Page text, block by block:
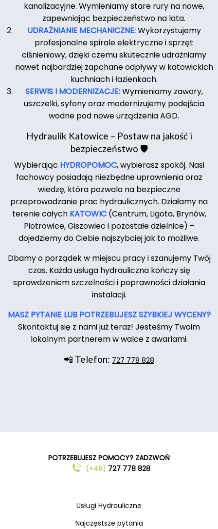
kanalizacyjne. Wymieniamy stare rury na nowe,
zapewniając bezpieczeństwo na lata.
UDRAŻNIANIE MECHANICZNE:Wykorzystujemy
profesjonalne spirale elektryczne i sprzęt
ciśnieniowy, dzięki czemu skutecznie udrażniamy
nawet najbardziej zapchane odpływy w katowickich
kuchniach i łazienkach.
SERWIS I MODERNIZACJE:Wymieniamy zawory,
uszczelki, syfony oraz modernizujemy podejścia
wodne pod nowe urządzenia AGD.
Hydraulik Katowice – Postaw na jakość i
bezpieczeństwo 🛡️
Wybierając HYDROPOMOC, wybierasz spokój. Nasi
fachowcy posiadają niezbędne uprawnienia oraz
wiedzę, która pozwala na bezpieczne
przeprowadzanie prac hydraulicznych. Działamy na
terenie całych KATOWIC(Centrum, Ligota, Brynów,
Piotrowice, Giszowiec i pozostałe dzielnice) –
dojedziemy do Ciebie najszybciej jak to możliwe.
Dbamy o porządek w miejscu pracy i szanujemy Twój
czas. Każda usługa hydrauliczna kończy się
sprawdzeniem szczelności i poprawności działania
instalacji.
MASZ PYTANIE LUB POTRZEBUJESZ SZYBKIEJ WYCENY?
Skontaktuj się z nami już teraz! Jesteśmy Twoim
lokalnym partnerem w walce z awariami.
📲 Telefon: 727 778 828
POTRZEBUJESZ POMOCY? ZADZWOŃ
(+48) 727 778 828
Usługi Hydrauliczne
Najczęstsze pytania